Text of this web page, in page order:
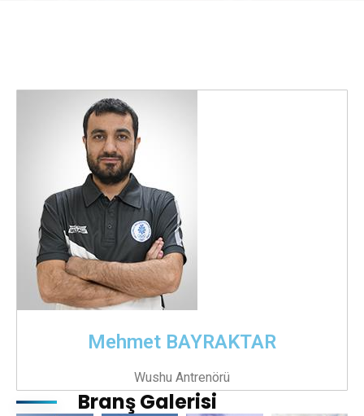
Mehmet BAYRAKTAR
Wushu Antrenörü
Branş Galerisi